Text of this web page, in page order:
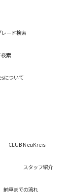
レード検索
索
について
CLUB NeuKreis
スタッフ紹介
納車までの流れ